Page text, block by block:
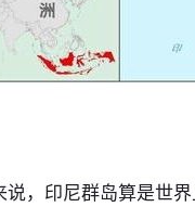
说，印尼群岛算是世